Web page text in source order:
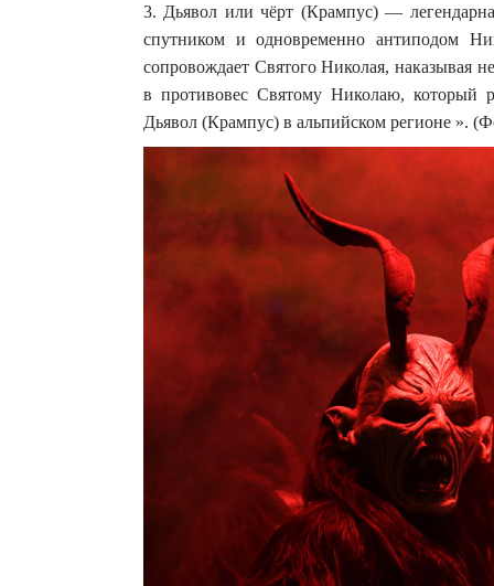
3. Дьявол или чёрт (Крампус) —
спутником и одновременно антиподом
сопровождает Святого Николая, наказывая
в противовес Святому Николаю, который
Дьявол (Крампус) в альпийском регионе ».